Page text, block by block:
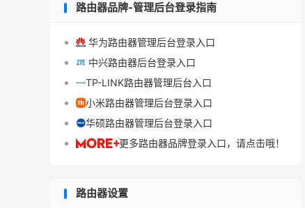
路由器品牌-管理后台登录指南
 华为路由器管理后台登录入口
 中兴路由器后台登录入口
TP-LINK路由器管理后台入口
小米路由器管理后台登录入口
华硕路由器管理后台登录入口
更多路由器品牌登录入口，请点击哦！
路由器设置